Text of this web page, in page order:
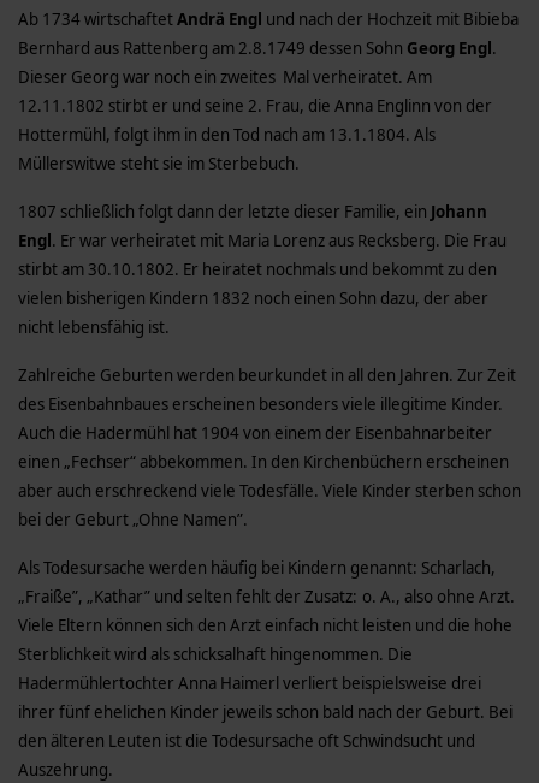
Ab 1734 wirtschaftetAndrä Engl und nach der Hochzeit mit Bibieba
Bernhard aus Rattenberg am 2.8.1749 dessen Sohn Georg Engl .
Dieser Georg war noch ein zweites Mal verheiratet. Am
12.11.1802 stirbt er und seine 2. Frau, die Anna Englinn von der
Hottermühl, folgt ihm in den Tod nach am 13.1.1804. Als
Müllerswitwe steht sie im Sterbebuch.
1807 schließlich folgt dann der letzte dieser Familie, ein Johann
Engl . Er war verheiratet mit Maria Lorenz aus Recksberg. Die Frau
stirbt am 30.10.1802. Er heiratet nochmals und bekommt zu den
vielen bisherigen Kindern 1832 noch einen Sohn dazu, der aber
nicht lebensfähig ist.
Zahlreiche Geburten werden beurkundet in all den Jahren. Zur Zeit
des Eisenbahnbaues erscheinen besonders viele illegitime Kinder.
Auch die Hadermühl hat 1904 von einem der Eisenbahnarbeiter
einen „Fechser“ abbekommen. In den Kirchenbüchern erscheinen
aber auch erschreckend viele Todesfälle. Viele Kinder sterben schon
bei der Geburt „Ohne Namen”.
Als Todesursache werden häufig bei Kindern genannt: Scharlach,
„Fraiße”, „Kathar” und selten fehlt der Zusatz: o. A., also ohne Arzt.
Viele Eltern können sich den Arzt einfach nicht leisten und die hohe
Sterblichkeit wird als schicksalhaft hingenommen. Die
Hadermühlertochter Anna Haimerl verliert beispielsweise drei
ihrer fünf ehelichen Kinder jeweils schon bald nach der Geburt. Bei
den älteren Leuten ist die Todesursache oft Schwindsucht und
Auszehrung.